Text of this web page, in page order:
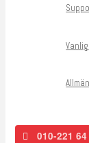
010-221 64